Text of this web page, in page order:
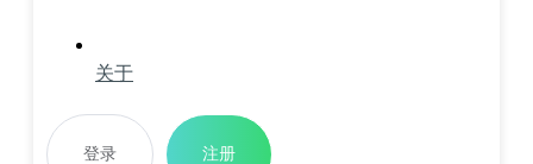
关于
登录 注册